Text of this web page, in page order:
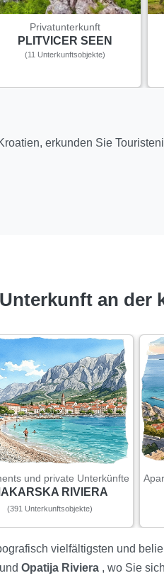
Privatunterkunft
PLITVICER SEEN
(11 Unterkunftsobjekte)
erkunden Sie
an der
und private Unterkünfte
RIVIERA
(391 Unterkunftsobjekte)
vielfältigsten und
und Opatija Riviera , wo Sie